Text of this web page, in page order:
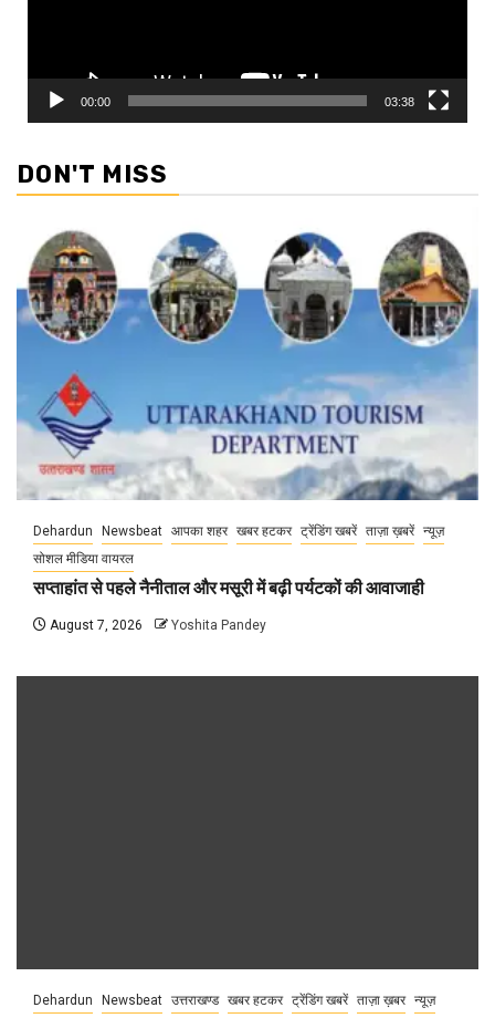
00:00 03:38
DON'T MISS
Dehardun Newsbeat आपका शहर खबर हटकर ट्रेंडिंग खबरें ताज़ा ख़बरें न्यूज़
सोशल मीडिया वायरल
सप्ताहांत से पहले नैनीताल और मसूरी में बढ़ी पर्यटकों की आवाजाही
August 7, 2026 Yoshita Pandey
Dehardun Newsbeat उत्तराखण्ड खबर हटकर ट्रेंडिंग खबरें ताज़ा ख़बर न्यूज़